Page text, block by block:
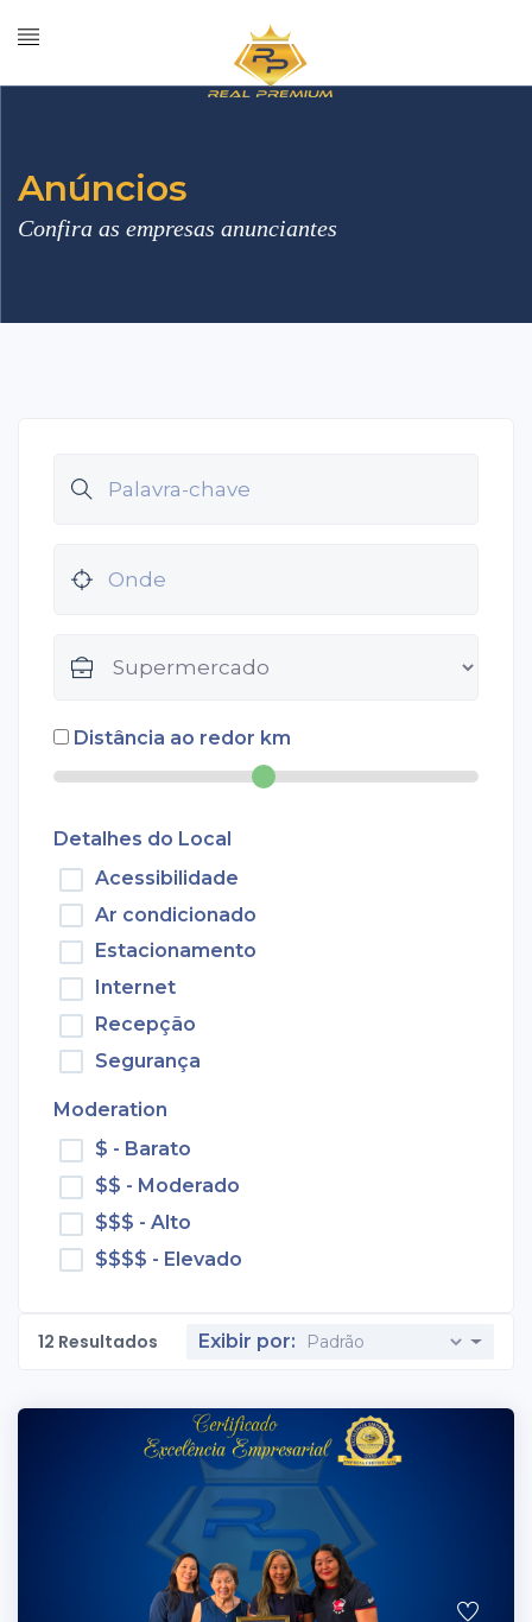
Anúncios
Confira as empresas anunciantes
Distância ao redor km
Detalhes do Local
Acessibilidade
Ar condicionado
Estacionamento
Internet
Recepção
Segurança
Moderation
$ - Barato
$$ - Moderado
$$$ - Alto
$$$$ - Elevado
12 Resultados Exibir por: